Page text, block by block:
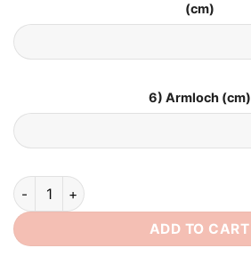
(cm)
6) Armloch (cm)
Brautkleid Prinzessin Tüll quantity
ADD TO CART